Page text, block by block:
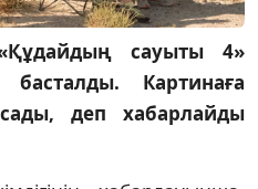
сауыты 4»
басталды. Картинаға
деп хабарлайды